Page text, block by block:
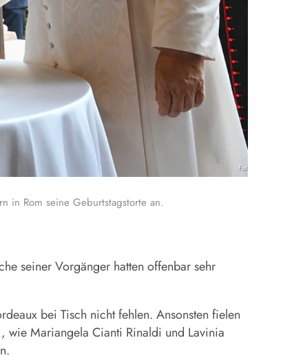
Foto: KNA
in Rom seine Geburtstagstorte an.
seiner Vorgänger hatten offenbar sehr
bei Tisch nicht fehlen. Ansonsten fielen
wie Mariangela Cianti Rinaldi und Lavinia